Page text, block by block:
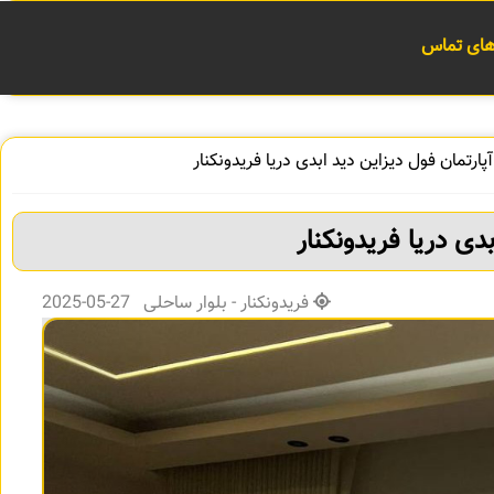
های تماس
فول دیزاین دید ابدی دریا فریدونکنار
دریا فریدونکنار
فریدونکنار - بلوار ساحلی 27-05-2025